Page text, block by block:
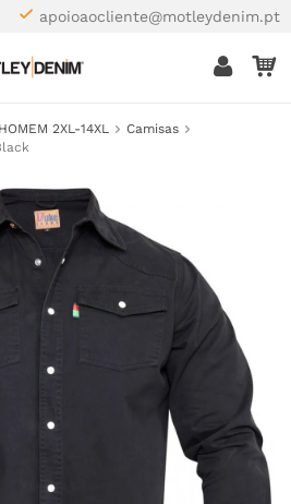
apoioaocliente@motleydenim.pt
2XL-14XL
Camisas